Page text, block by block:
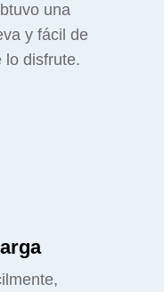
una
y fácil de
lo disfrute.